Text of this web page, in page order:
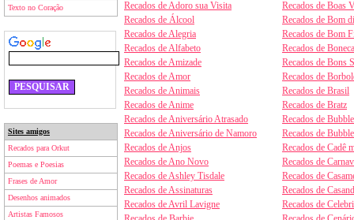
Texto no Coração
Sites amigos
Recados para Orkut
Poemas e Poesias
Frases de Amor
Desenhos animados
Artistas Famosos
Recados de Adoro sua Visita
Recados de Álcool
Recados de Alegria
Recados de Alfabeto
Recados de Amizade
Recados de Amor
Recados de Animais
Recados de Anime
Recados de Aniversário Atrasado
Recados de Aniversário de Namoro
Recados de Anjos
Recados de Ano Novo
Recados de Ashley Tisdale
Recados de Assinaturas
Recados de Avril Lavigne
Recados de Boas
Recados de Bom
Recados de Bom
Recados de
Recados de Bons
Recados de
Recados de Brasil
Recados de Bratz
Recados de
Recados de
Recados de Cadê
Recados de
Recados de
Recados de
Recados de